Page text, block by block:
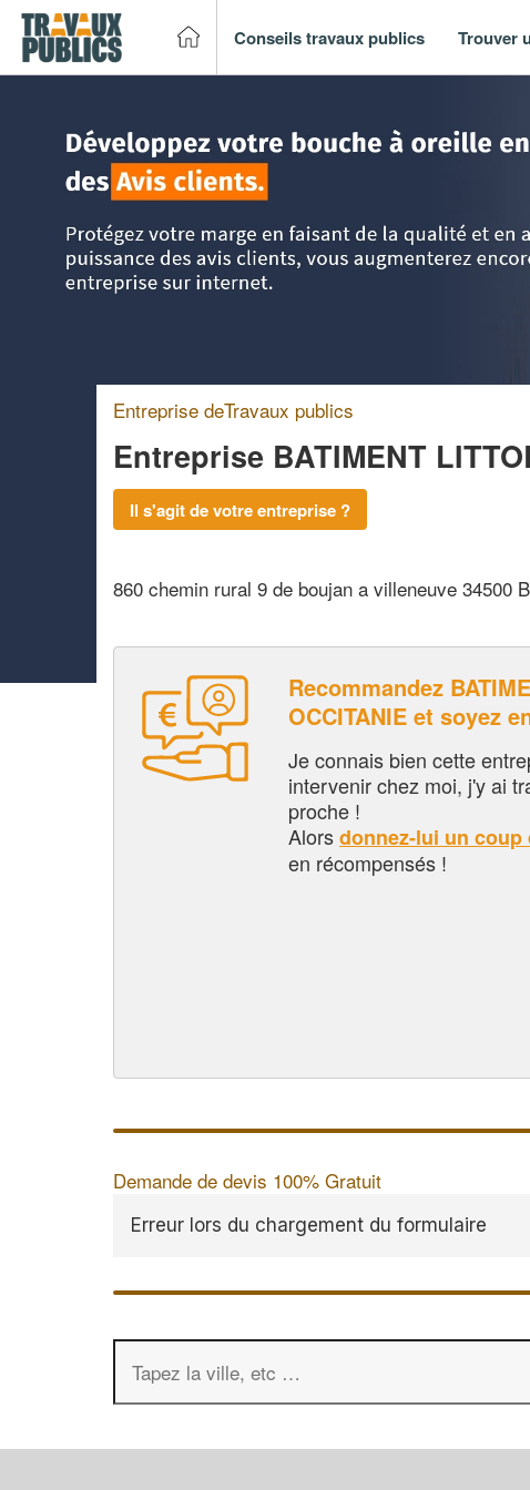
Conseils travaux publics Trouver
Entreprise deTravaux publics
Entreprise BATIMENT
Il s'agit de votre entreprise ?
860 chemin rural 9 de boujan a villeneuve 34500
Recommandez
OCCITANIE et soyez
Je connais bien cette
intervenir chez moi, j'y ai
proche !
Alorsdonnez-lui un coup
en récompensés !
Demande de devis 100% Gratuit
Erreur lors du chargement du formulaire